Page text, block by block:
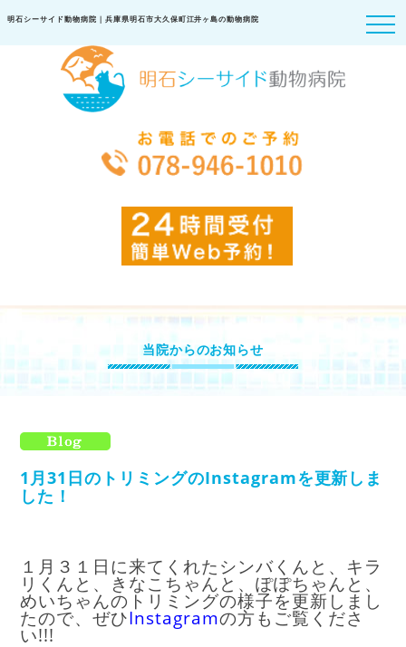
明石シーサイド動物病院｜兵庫県明石市大久保町江井ヶ島の動物病院
当院からのお知らせ
1月31日のトリミングのInstagramを更新しま
した！
１月３１日に来てくれたシンバくんと、キラ
リくんと、きなこちゃんと、ぽぽちゃんと、
めいちゃんのトリミングの様子を更新しまし
たので、ぜひInstagramの方もご覧くださ
い!!!